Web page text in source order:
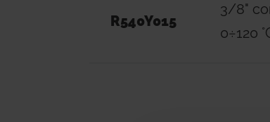
R540Y015
3/8"
0÷120